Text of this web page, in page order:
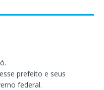
prefeito e seus
federal.